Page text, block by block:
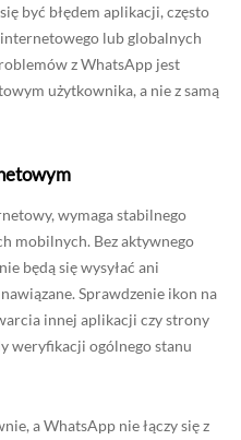
być błędem aplikacji, często
lub globalnych
z WhatsApp jest
użytkownika, a nie z samą
wymaga stabilnego
mobilnych. Bez aktywnego
będą się wysyłać ani
Sprawdzenie ikon na
innej aplikacji czy strony
weryfikacji ogólnego stanu
a WhatsApp nie łączy się z